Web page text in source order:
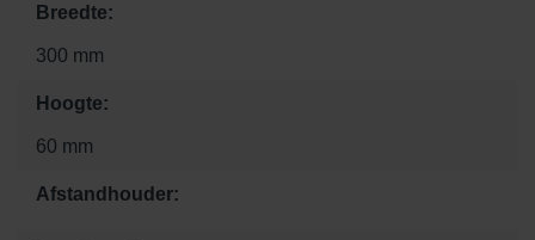
Breedte:
300 mm
Hoogte:
60 mm
Afstandhouder: